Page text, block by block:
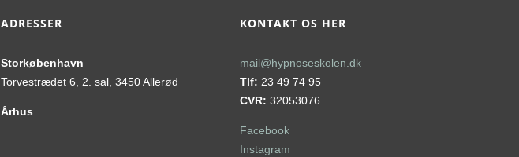
ADRESSER
Storkøbenhavn
Torvestrædet 6, 2. sal, 3450 Allerød
Århus
KONTAKT OS HER
mail@hypnoseskolen.dk
Tlf: 23 49 74 95
CVR: 32053076
Facebook
Instagram